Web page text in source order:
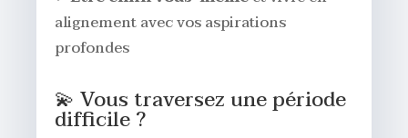
alignement avec vos aspirations
profondes
💫 Vous traversez une période
difficile ?